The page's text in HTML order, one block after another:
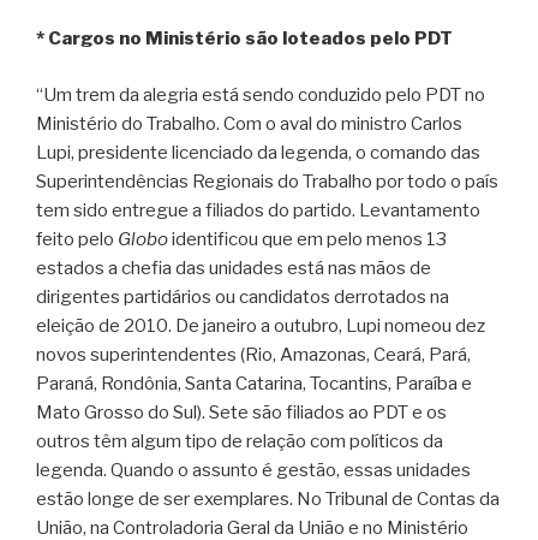
* Cargos no Ministério são loteados pelo PDT
“Um trem da alegria está sendo conduzido pelo PDT no
Ministério do Trabalho. Com o aval do ministro Carlos
Lupi, presidente licenciado da legenda, o comando das
Superintendências Regionais do Trabalho por todo o país
tem sido entregue a filiados do partido. Levantamento
feito pelo Globoidentificou que em pelo menos 13
estados a chefia das unidades está nas mãos de
dirigentes partidários ou candidatos derrotados na
eleição de 2010. De janeiro a outubro, Lupi nomeou dez
novos superintendentes (Rio, Amazonas, Ceará, Pará,
Paraná, Rondônia, Santa Catarina, Tocantins, Paraíba e
Mato Grosso do Sul). Sete são filiados ao PDT e os
outros têm algum tipo de relação com políticos da
legenda. Quando o assunto é gestão, essas unidades
estão longe de ser exemplares. No Tribunal de Contas da
União, na Controladoria Geral da União e no Ministério